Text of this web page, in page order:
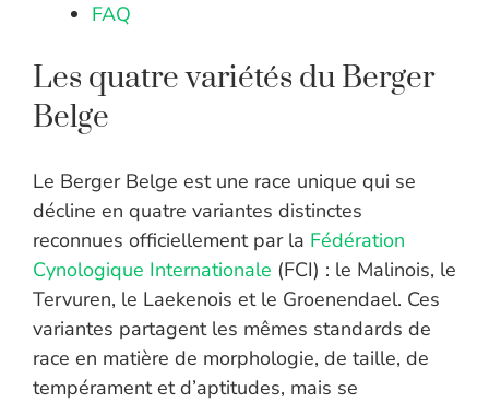
FAQ
Les quatre variétés du Berger
Belge
Le Berger Belge est une race unique qui se
décline en quatre variantes distinctes
reconnues officiellement par la Fédération
Cynologique Internationale (FCI) : le Malinois, le
Tervuren, le Laekenois et le Groenendael. Ces
variantes partagent les mêmes standards de
race en matière de morphologie, de taille, de
tempérament et d’aptitudes, mais se